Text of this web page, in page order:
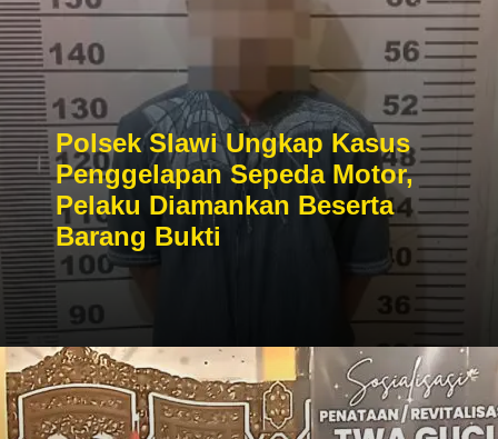
Polsek Slawi Ungkap Kasus
Penggelapan Sepeda Motor,
Pelaku Diamankan Beserta
Barang Bukti